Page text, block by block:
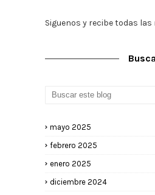
Siguenos y recibe todas
mayo 2025
febrero 2025
enero 2025
diciembre 2024